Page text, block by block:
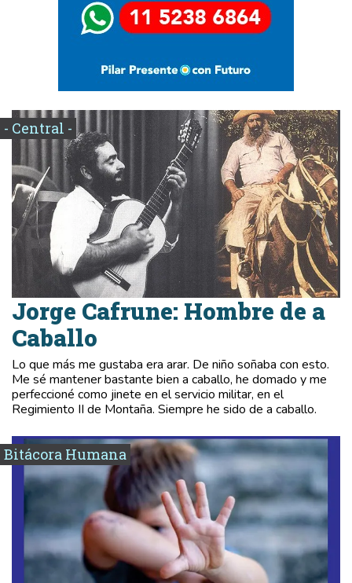
- Central -
Jorge Cafrune: Hombre de a
Caballo
Lo que más me gustaba era arar. De niño soñaba con esto.
Me sé mantener bastante bien a caballo, he domado y me
perfeccioné como jinete en el servicio militar, en el
Regimiento II de Montaña. Siempre he sido de a caballo.
Bitácora Humana